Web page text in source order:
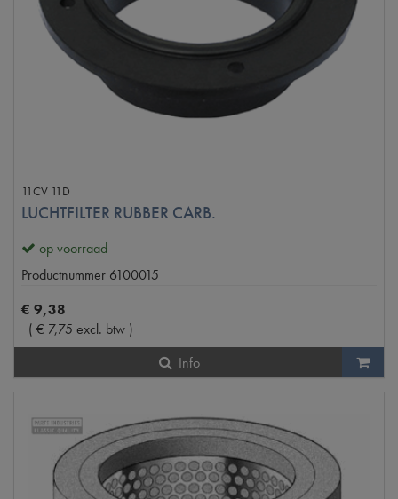
11CV 11D
LUCHTFILTER RUBBER CARB.
op voorraad
Productnummer 6100015
€ 9,38
( € 7,75 excl. btw )
Info